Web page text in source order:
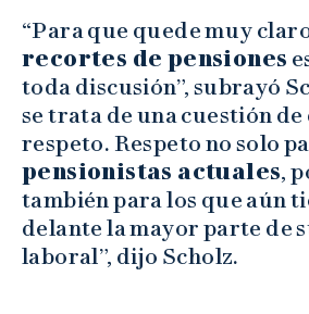
“Para que quede muy
recortes de pensiones
toda discusión”, subrayó
se trata de una cuestión de
respeto. Respeto no solo
pensionistas actuales,
también para los que aún
delante la mayor parte de
laboral”, dijo Scholz.